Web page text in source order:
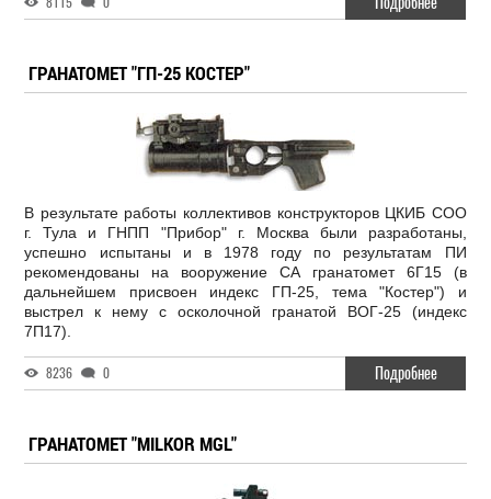
ГРАНАТОМЕТ "ГП-25 КОСТЕР"
В результате работы коллективов конструкторов ЦКИБ СОО
г. Тула и ГНПП "Прибор" г. Москва были разработаны,
успешно испытаны и в 1978 году по результатам ПИ
рекомендованы на вооружение СА гранатомет 6Г15 (в
дальнейшем присвоен индекс ГП-25, тема "Костер") и
выстрел к нему с осколочной гранатой ВОГ-25 (индекс
7П17).
8236 0 Подробнее
ГРАНАТОМЕТ "MILKOR MGL"